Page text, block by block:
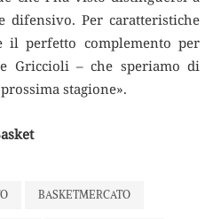
difensivo. Per caratteristiche
il perfetto complemento per
Griccioli – che speriamo di
stagione».
BASKETMERCATO